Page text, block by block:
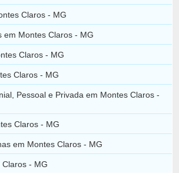
Claros - MG
em Montes Claros - MG
Claros - MG
Claros - MG
Pessoal e Privada em Montes Claros -
Claros - MG
em Montes Claros - MG
- MG